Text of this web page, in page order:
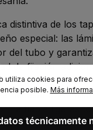
distintiva de los
especial: las
del tubo y
de fijación
se pueden montar
necesario. Al
fiable ligeras
el diámetro del
utiliza cookies para
posible. Más
técnicamente